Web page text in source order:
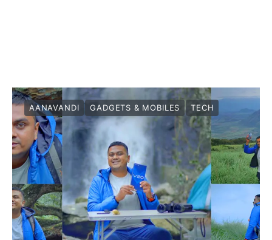
AANAVANDI GADGETS & MOBILES TECH